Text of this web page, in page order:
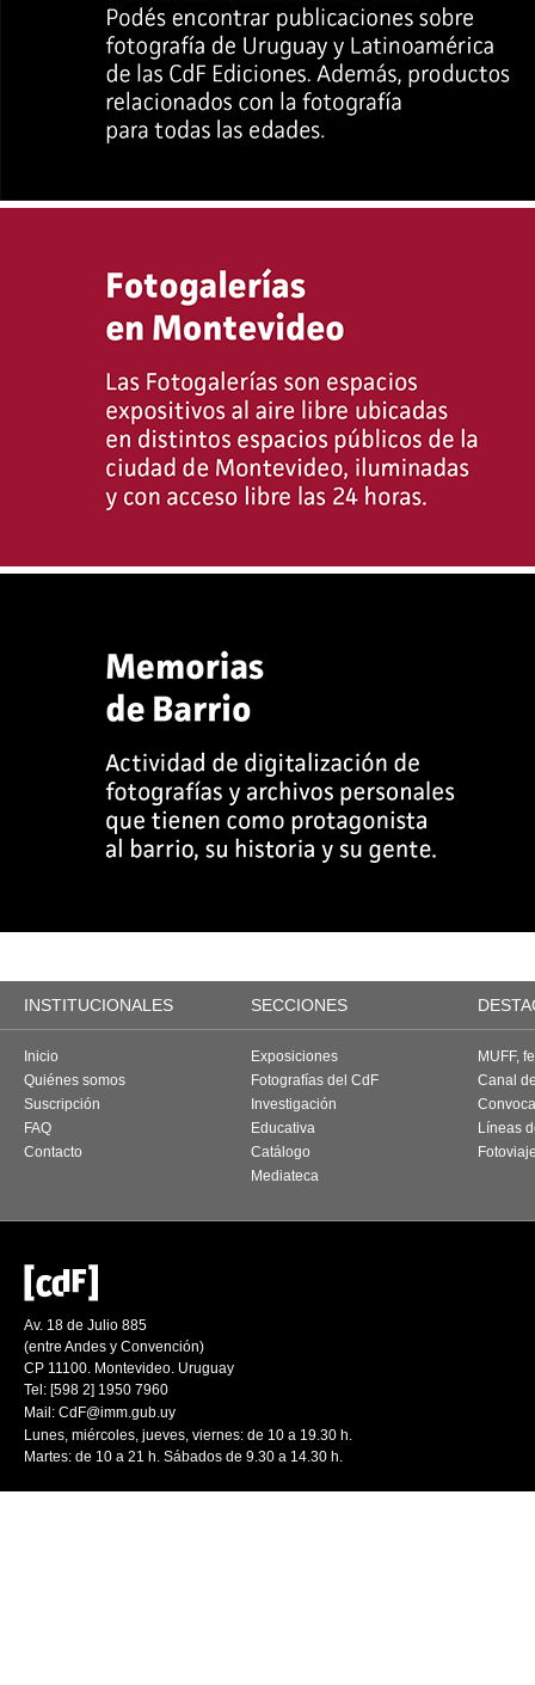
INSTITUCIONALES SECCIONES
Inicio
Quiénes somos
Suscripción
FAQ
Contacto
Exposiciones
Fotografías del CdF
Investigación
Educativa
Catálogo
Mediateca
MUFF,
Canal
Líneas
Av. 18 de Julio 885
(entre Andes y Convención)
CP 11100. Montevideo. Uruguay
Tel: [598 2] 1950 7960
Mail: CdF@imm.gub.uy
Lunes, miércoles, jueves, viernes: de 10 a 19.30 h.
Martes: de 10 a 21 h. Sábados de 9.30 a 14.30 h.